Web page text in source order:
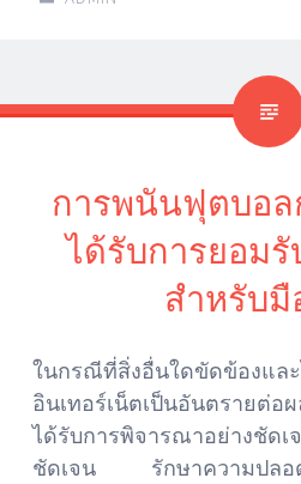
การพนันฟุตบอ
ได้รับการยอมรั
สำหรับมื
ในกรณีที่สิ่งอื่นใดขัดข้องแล
อินเทอร์เน็ตเป็นอันตรายต่
ได้รับการพิจารณาอย่างชัดเ
ชัดเจน รักษาความปลอด